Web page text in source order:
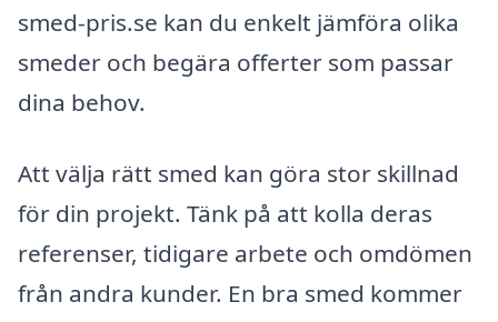
smed-pris.se kan du enkelt jämföra olika
smeder och begära offerter som passar
dina behov.
Att välja rätt smed kan göra stor skillnad
för din projekt. Tänk på att kolla deras
referenser, tidigare arbete och omdömen
från andra kunder. En bra smed kommer